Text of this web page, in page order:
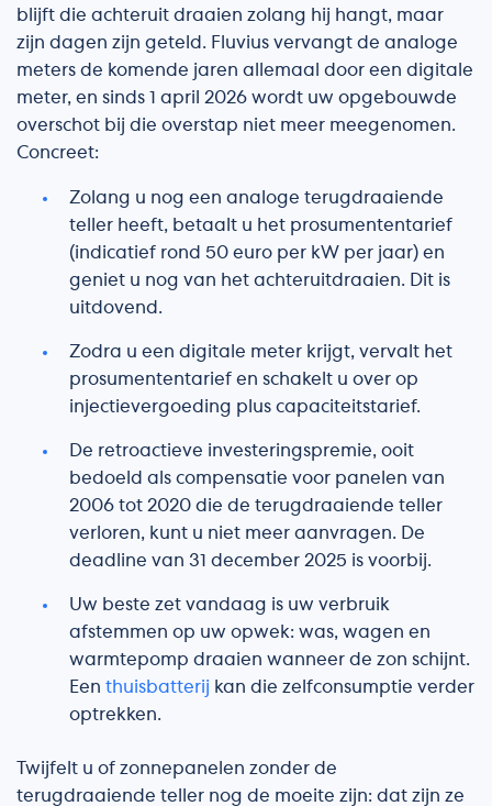
blijft die achteruit draaien zolang hij hangt, maar
zijn dagen zijn geteld. Fluvius vervangt de analoge
meters de komende jaren allemaal door een digitale
meter, en sinds 1 april 2026 wordt uw opgebouwde
overschot bij die overstap niet meer meegenomen.
Concreet:
Zolang u nog een analoge terugdraaiende
teller heeft, betaalt u het prosumententarief
(indicatief rond 50 euro per kW per jaar) en
geniet u nog van het achteruitdraaien. Dit is
uitdovend.
Zodra u een digitale meter krijgt, vervalt het
prosumententarief en schakelt u over op
injectievergoeding plus capaciteitstarief.
De retroactieve investeringspremie, ooit
bedoeld als compensatie voor panelen van
2006 tot 2020 die de terugdraaiende teller
verloren, kunt u niet meer aanvragen. De
deadline van 31 december 2025 is voorbij.
Uw beste zet vandaag is uw verbruik
afstemmen op uw opwek: was, wagen en
warmtepomp draaien wanneer de zon schijnt.
Een thuisbatterij kan die zelfconsumptie verder
optrekken.
Twijfelt u of zonnepanelen zonder de
terugdraaiende teller nog de moeite zijn: dat zijn ze